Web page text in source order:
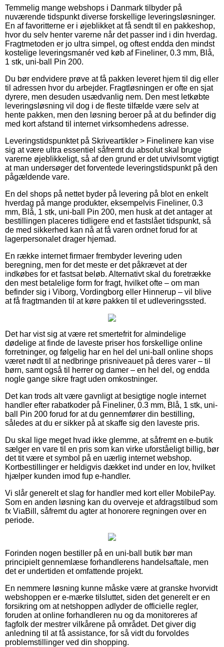
Temmelig mange webshops i Danmark tilbyder på
nuværende tidspunkt diverse forskellige leveringsløsninger.
En af favoritterne er i øjeblikket at få sendt til en pakkeshop,
hvor du selv henter varerne når det passer ind i din hverdag.
Fragtmetoden er jo ultra simpel, og oftest endda den mindst
kostelige leveringsmanér ved køb af Fineliner, 0.3 mm, Blå,
1 stk, uni-ball Pin 200.
Du bør endvidere prøve at få pakken leveret hjem til dig eller
til adressen hvor du arbejder. Fragtløsningen er ofte en sjat
dyrere, men desuden usædvanlig nem. Den mest letkøbte
leveringsløsning vil dog i de fleste tilfælde være selv at
hente pakken, men den løsning beroer på at du befinder dig
med kort afstand til internet virksomhedens adresse.
Leveringstidspunktet på Skriveartikler > Finelinere kan vise
sig at være ultra essentiel såfremt du absolut skal bruge
varerne øjeblikkeligt, så af den grund er det utvivlsomt vigtigt
at man undersøger det forventede leveringstidspunkt på den
pågældende vare.
En del shops på nettet byder på levering på blot en enkelt
hverdag på mange produkter, eksempelvis Fineliner, 0.3
mm, Blå, 1 stk, uni-ball Pin 200, men husk at det antager at
bestillingen placeres tidligere end et fastslået tidspunkt, så
de med sikkerhed kan nå at få varen ordnet forud for at
lagerpersonalet drager hjemad.
En række internet firmaer frembyder levering uden
beregning, men for det meste er det påkrævet at der
indkøbes for et fastsat beløb. Alternativt skal du foretrække
den mest betalelige form for fragt, hvilket ofte – om man
befinder sig i Viborg, Vordingborg eller Hinnerup – vil blive
at få fragtmanden til at køre pakken til et udleveringssted.
Det har vist sig at være ret smertefrit for almindelige
dødelige at finde de laveste priser hos forskellige online
forretninger, og følgelig har en hel del uni-ball online shops
været nødt til at nedbringe prisniveauet på deres varer – til
børn, samt også til herrer og damer – en hel del, og endda
nogle gange sikre fragt uden omkostninger.
Det kan trods alt være gavnligt at besigtige nogle internet
handler efter rabatkoder på Fineliner, 0.3 mm, Blå, 1 stk, uni-
ball Pin 200 forud for at du gennemfører din bestilling,
således at du er sikker på at skaffe sig den laveste pris.
Du skal lige meget hvad ikke glemme, at såfremt en e-butik
sælger en vare til en pris som kan virke uforståeligt billig, bør
det tit være et symbol på en uærlig internet webshop.
Kortbestillinger er heldigvis dækket ind under en lov, hvilket
hjælper kunden imod fup e-handler.
Vi slår generelt et slag for handler med kort eller MobilePay.
Som en anden løsning kan du overveje et afdragstilbud som
fx ViaBill, såfremt du agter at honorere regningen over en
periode.
Forinden nogen bestiller på en uni-ball butik bør man
principielt gennemlæse forhandlerens handelsaftale, men
det er undertiden et omfattende projekt.
En nemmere løsning kunne måske være at granske hvorvidt
webshoppen er e-mærke tilsluttet, siden det generelt er en
forsikring om at netshoppen adlyder de officielle regler,
foruden at online forhandleren nu og da monitoreres af
fagfolk der mestrer vilkårene på området. Det giver dig
anledning til at få assistance, for så vidt du forvoldes
problemstillinger ved din shopping.